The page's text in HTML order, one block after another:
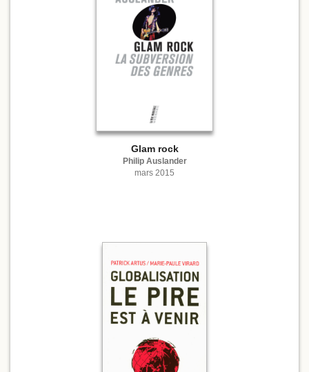
Glam rock
Philip Auslander
mars 2015